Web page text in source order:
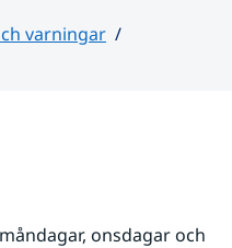
varningar
onsdagar och